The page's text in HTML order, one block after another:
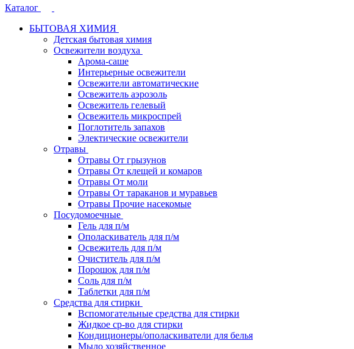
Каталог
БЫТОВАЯ ХИМИЯ
Детская бытовая химия
Освежители воздуха
Арома-саше
Интерьерные освежители
Освежители автоматические
Освежитель аэрозоль
Освежитель гелевый
Освежитель микроспрей
Поглотитель запахов
Электические освежители
Отравы
Отравы От грызунов
Отравы От клещей и комаров
Отравы От моли
Отравы От тараканов и муравьев
Отравы Прочие насекомые
Посудомоечные
Гель для п/м
Ополаскиватель для п/м
Освежитель для п/м
Очиститель для п/м
Порошок для п/м
Соль для п/м
Таблетки для п/м
Средства для стирки
Вспомогательные средства для стирки
Жидкое ср-во для стирки
Кондиционеры/ополаскиватели для белья
Мыло хозяйственное